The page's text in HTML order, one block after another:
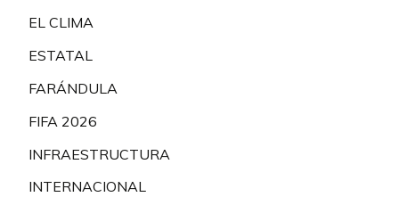
EL CLIMA
ESTATAL
FARÁNDULA
FIFA 2026
INFRAESTRUCTURA
INTERNACIONAL